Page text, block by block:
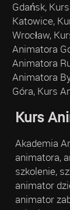
Gdańsk,
Katowice,
Wrocław,
Animatora
Animatora
Animatora
Góra, Kurs
Kurs
Akademia
animatora,
szkolenie,
animator
animator